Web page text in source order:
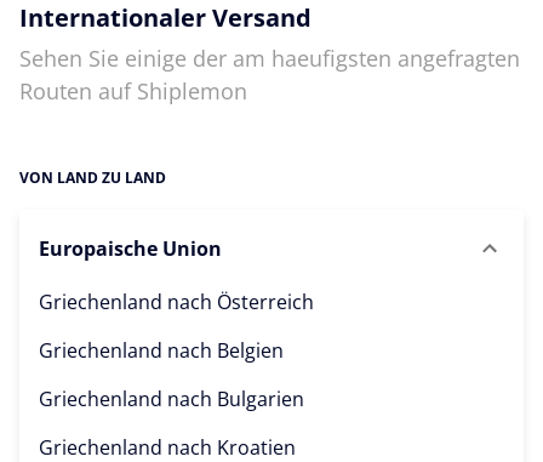
Internationaler Versand
Sehen Sie einige der am haeufigsten angefragten
Routen auf Shiplemon
VON LAND ZU LAND
Europaische Union
Griechenland nach Österreich
Griechenland nach Belgien
Griechenland nach Bulgarien
Griechenland nach Kroatien